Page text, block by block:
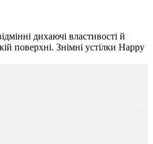
дихаючі властивості й
поверхні. Знімні устілки Happy